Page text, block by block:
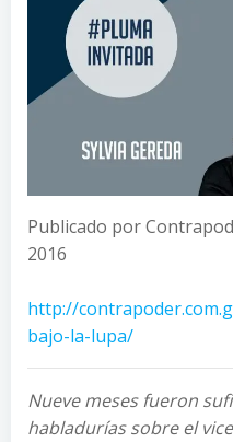
Publicado por
2016
http://
bajo-la-lupa/
Nueve meses fueron
habladurías sobre el